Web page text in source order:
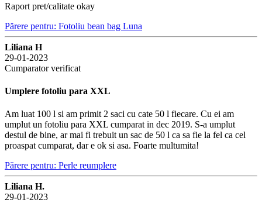
Raport pret/calitate okay
Părere pentru: Fotoliu bean bag Luna
Liliana H
29-01-2023
Cumparator verificat
Umplere fotoliu para XXL
Am luat 100 l si am primit 2 saci cu cate 50 l fiecare. Cu ei am
umplut un fotoliu para XXL cumparat in dec 2019. S-a umplut
destul de bine, ar mai fi trebuit un sac de 50 l ca sa fie la fel ca cel
proaspat cumparat, dar e ok si asa. Foarte multumita!
Părere pentru: Perle reumplere
Liliana H.
29-01-2023